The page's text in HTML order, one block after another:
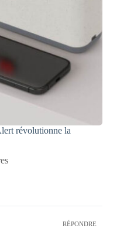
révolutionne la
RÉPONDRE